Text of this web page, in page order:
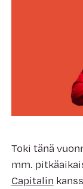
Toki tänä
mm.
Capitalin